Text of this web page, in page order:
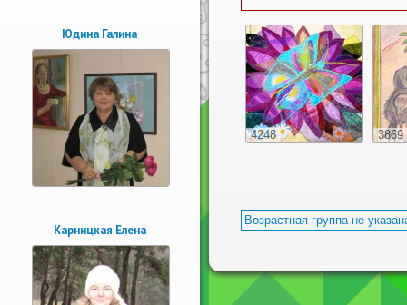
Юдина Галина
Карницкая Елена
4248 3869
Возрастная группа не